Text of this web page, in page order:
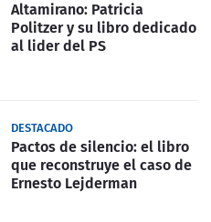
Altamirano: Patricia
Politzer y su libro dedicado
al lider del PS
DESTACADO
Pactos de silencio: el libro
que reconstruye el caso de
Ernesto Lejderman